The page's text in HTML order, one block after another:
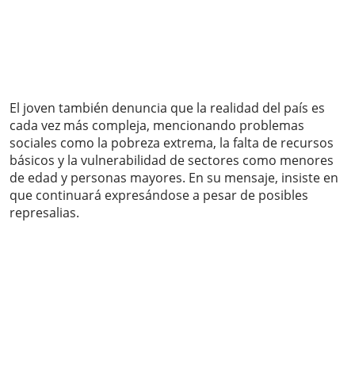
El joven también denuncia que la realidad del país es
cada vez más compleja, mencionando problemas
sociales como la pobreza extrema, la falta de recursos
básicos y la vulnerabilidad de sectores como menores
de edad y personas mayores. En su mensaje, insiste en
que continuará expresándose a pesar de posibles
represalias.